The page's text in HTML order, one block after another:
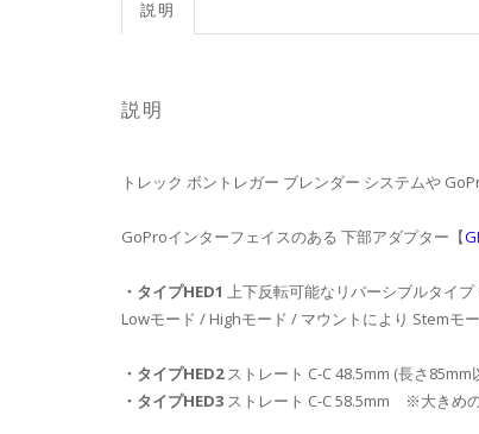
説明
説明
トレック ボントレガー ブレンダー システムや
GoProインターフェイスのある 下部アダプター【
・タイプHED1 上下反転可能なリバーシブルタイプ
Lowモード / Highモード / マウントにより Stem
・タイプHED2ストレート C-C 48.5mm (長さ
・タイプHED3 ストレート C-C 58.5mm ※大きめ